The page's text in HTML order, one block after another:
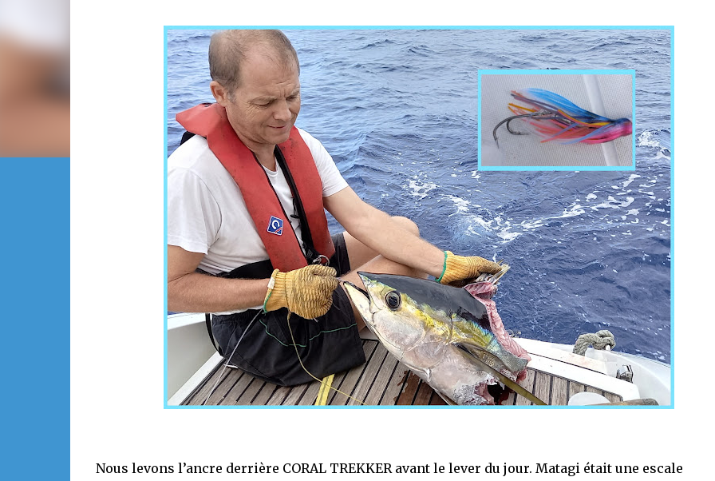
Nous levons l’ancre derrière CORAL TREKKER avant le lever du jour. Matagi était une escale